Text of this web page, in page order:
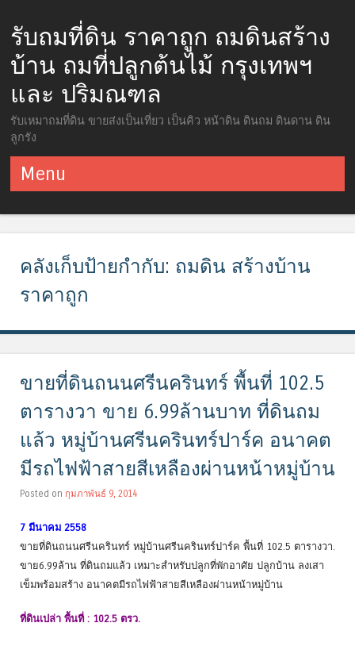
รับถมที่ดิน ราคาถูก ถมดินสร้าง
บ้าน ถมที่ปลูกต้นไม้ กรุงเทพฯ
และ ปริมณฑล
รับเหมาถมที่ดิน ขายส่งเป็นเที่ยว เป็นคิว หน้าดิน ดินถม ดินดาน ดิน
ลูกรัง
Menu
คลังเก็บป้ายกำกับ: ถมดิน สร้างบ้าน
ราคาถูก
ขายที่ดินถนนศรีนครินทร์ พื้นที่ 102.5
ตารางวา ขาย 6.99ล้านบาท ที่ดินถม
แล้ว หมู่บ้านศรีนครินทร์ปาร์ค อนาคต
มีรถไฟฟ้าสายสีเหลืองผ่านหน้าหมู่บ้าน
Posted on กุมภาพันธ์ 9, 2014
7 มีนาคม 2558
ขายที่ดินถนนศรีนครินทร์ หมู่บ้านศรีนครินทร์ปาร์ค พื้นที่ 102.5 ตารางวา.
ขาย6.99ล้าน ที่ดินถมแล้ว เหมาะสำหรับปลูกที่พักอาศัย ปลูกบ้าน ลงเสา
เข็มพร้อมสร้าง อนาคตมีรถไฟฟ้าสายสีเหลืองผ่านหน้าหมู่บ้าน
ที่ดินเปล่า พื้นที่ : 102.5 ตรว.